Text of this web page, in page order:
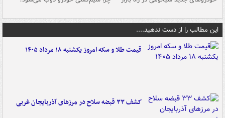
این مطالب را از دست ندهید....
قیمت طلا و سکه امروز یکشنبه ۱۸ مرداد ۱۴۰۵
کشف ۳۳ قبضه سلاح در مرزهای آذربایجان غربی